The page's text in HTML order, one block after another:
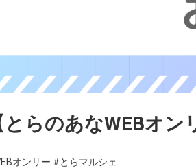
とらのあなWEBオ
オンリー #とらマルシェ